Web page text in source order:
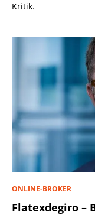
Kritik.
ONLINE-BROKER
Flatexdegiro –